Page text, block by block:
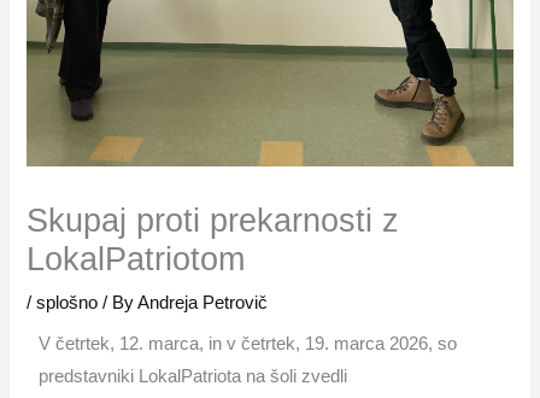
Skupaj proti prekarnosti z
LokalPatriotom
/splošno / ByAndreja Petrovič
V četrtek, 12. marca, in v četrtek, 19. marca 2026, so
predstavniki LokalPatriota na šoli zvedli